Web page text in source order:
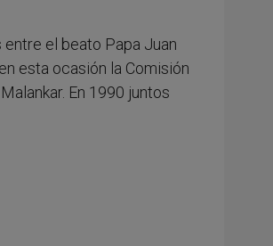
el beato Papa Juan
esta ocasión la Comisión
En 1990 juntos